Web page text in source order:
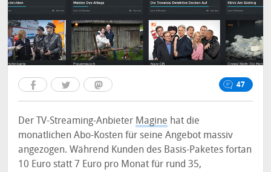
47
Der TV-Streaming-Anbieter Magine hat die
monatlichen Abo-Kosten für seine Angebot massiv
angezogen. Während Kunden des Basis-Paketes fortan
10 Euro statt 7 Euro pro Monat für rund 35,